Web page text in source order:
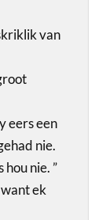
van
eers een
nie.
nie. ”
ek